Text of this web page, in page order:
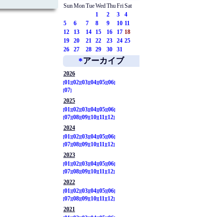
SunMonTueWed ThuFriSat
1
2 3
4
5
6 7 8 9 10 11
12
13 14 15 16 17 18
19
20 21 22 23 24 25
26
27 28 29 30 31
*アーカイブ
2026
01
02 03 04 05 06
07
2025
01
02 03 04 05 06
07 08 09 10 11
12
2024
01
02 03 04 05 06
07 08 09 10 11
12
2023
01
02 03 04 05 06
07 08 09 10 11
12
2022
01
02 03 04 05 06
07 08 09 10 11
12
2021